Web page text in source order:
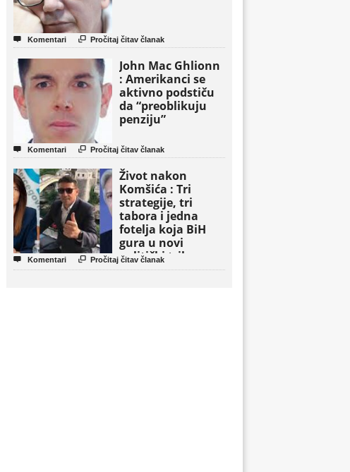
 Komentari  Pročitaj čitav članak
John Mac Ghlionn
: Amerikanci se
aktivno podstiču
da “preoblikuju
penziju”
 Komentari  Pročitaj čitav članak
Život nakon
Komšića : Tri
strategije, tri
tabora i jedna
fotelja koja BiH
gura u novi
politički triler
 Komentari  Pročitaj čitav članak